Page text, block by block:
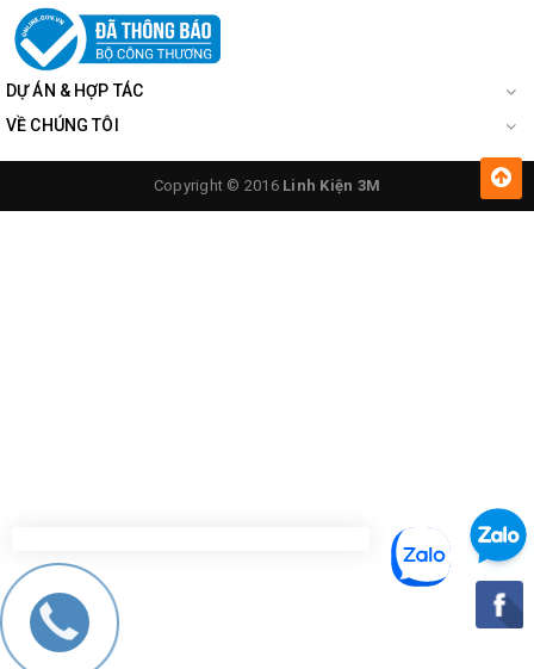
DỰ ÁN & HỢP TÁC
VỀ CHÚNG TÔI
Copyright © 2016 Linh Kiện 3M